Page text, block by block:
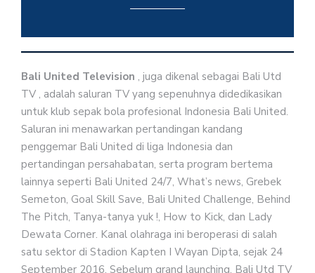
Bali United Television , juga dikenal sebagai Bali Utd
TV , adalah saluran TV yang sepenuhnya didedikasikan
untuk klub sepak bola profesional Indonesia Bali United.
Saluran ini menawarkan pertandingan kandang
penggemar Bali United di liga Indonesia dan
pertandingan persahabatan, serta program bertema
lainnya seperti Bali United 24/7, What’s news, Grebek
Semeton, Goal Skill Save, Bali United Challenge, Behind
The Pitch, Tanya-tanya yuk !, How to Kick, dan Lady
Dewata Corner. Kanal olahraga ini beroperasi di salah
satu sektor di Stadion Kapten I Wayan Dipta, sejak 24
September 2016. Sebelum grand launching, Bali Utd TV